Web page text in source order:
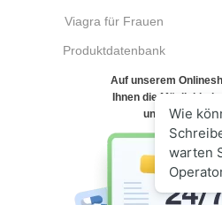
Viagra für Frauen
Produktdatenbank
Auf unserem
Ihnen die Möglichkeit,
und billige